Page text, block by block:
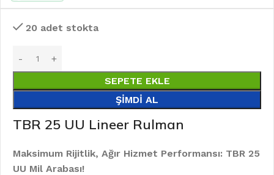
20 adet stokta
SEPETE EKLE
ŞIMDI AL
TBR 25 UU Lineer Rulman
Maksimum Rijitlik, Ağır Hizmet Performansı: TBR 25
UU Mil Arabası!